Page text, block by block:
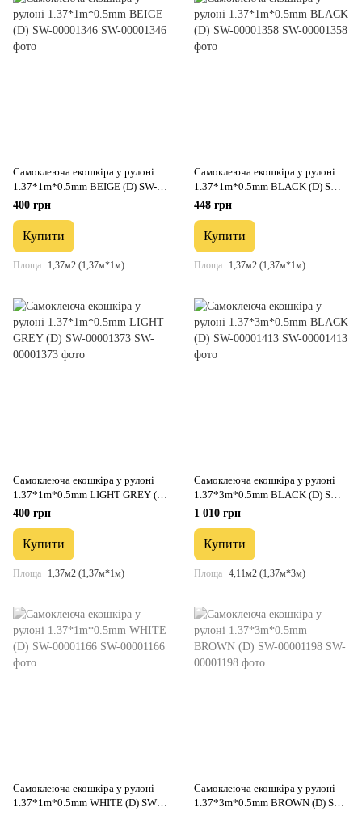
Самоклеюча екошкіра у рулоні
1.37*1m*0.5mm BEIGE (D) SW-
00001346
400 грн
Купити
Площа 1,37м2 (1,37м*1м)
Самоклеюча екошкіра у рулоні
1.37*1m*0.5mm BLACK (D) SW-
00001358
448 грн
Купити
Площа 1,37м2 (1,37м*1м)
Самоклеюча екошкіра у рулоні
1.37*1m*0.5mm LIGHT GREY (D)
SW-00001373
400 грн
Купити
Площа 1,37м2 (1,37м*1м)
Самоклеюча екошкіра у рулоні
1.37*3m*0.5mm BLACK (D) SW-
00001413
1 010 грн
Купити
Площа 4,11м2 (1,37м*3м)
Самоклеюча екошкіра у рулоні
1.37*1m*0.5mm WHITE (D) SW-
Самоклеюча екошкіра у рулоні
1.37*3m*0.5mm BROWN (D) SW-